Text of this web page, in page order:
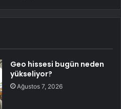
Geo hissesi bugün neden
yükseliyor?
Ağustos 7, 2026